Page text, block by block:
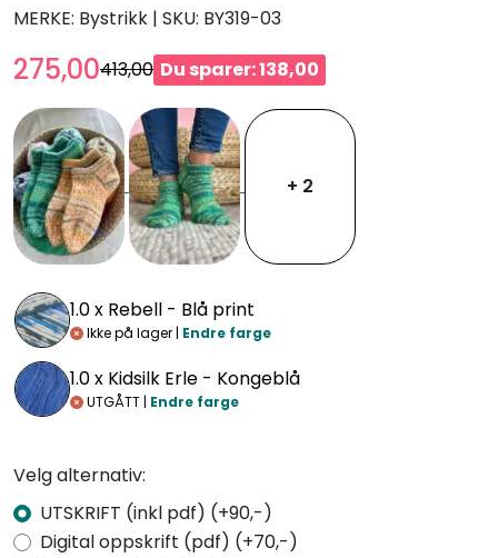
MERKE: Bystrikk | SKU: BY319-03
275,00413,00 Du sparer: 138,00
+ 2
1.0 x Rebell - Blå print
Ikke på lager | Endre farge
1.0 x Kidsilk Erle - Kongeblå
UTGÅTT | Endre farge
Velg alternativ:
UTSKRIFT (inkl pdf) (+90,-)
Digital oppskrift (pdf) (+70,-)